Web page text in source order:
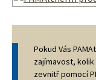
Pokud Vás
zajímavost,
zevnitř pomocí